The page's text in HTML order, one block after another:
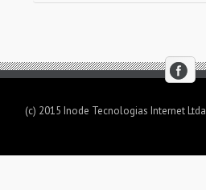
(c) 2015 Inode Tecnologias Internet Ltda